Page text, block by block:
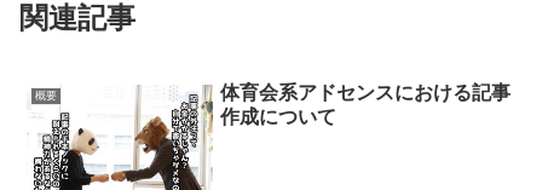
関連記事
概要
体育会系アドセンスにおける記事
作成について